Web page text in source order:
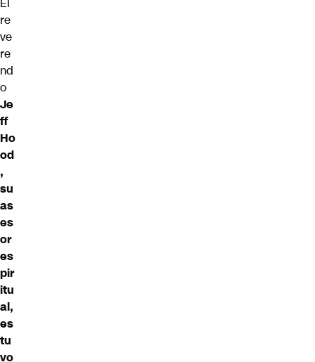
re
ve
re
nd
o
Je
ff
Ho
od
,
su
as
es
or
es
pir
itu
al,
es
tu
vo